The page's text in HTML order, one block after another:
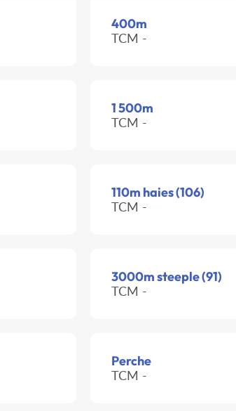
400m
TCM -
1 500m
TCM -
110m haies (106)
TCM -
3000m steeple (91)
TCM -
Perche
TCM -